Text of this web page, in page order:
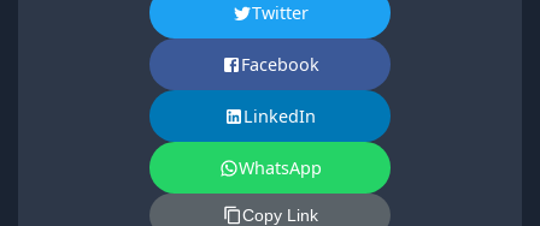
Twitter
Facebook
LinkedIn
WhatsApp
Copy Link